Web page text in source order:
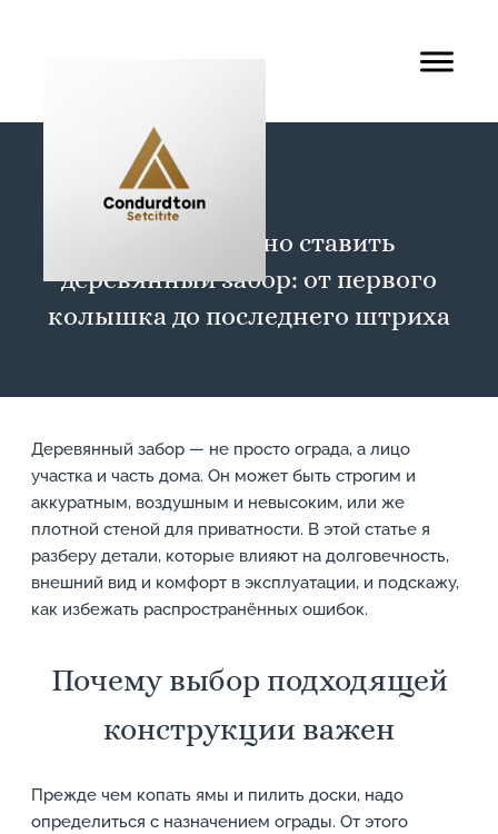
Как правильно ставить
деревянный забор: от первого
колышка до последнего штриха
Деревянный забор — не просто ограда, а лицо
участка и часть дома. Он может быть строгим и
аккуратным, воздушным и невысоким, или же
плотной стеной для приватности. В этой статье я
разберу детали, которые влияют на долговечность,
внешний вид и комфорт в эксплуатации, и подскажу,
как избежать распространённых ошибок.
Почему выбор подходящей
конструкции важен
Прежде чем копать ямы и пилить доски, надо
определиться с назначением ограды. От этого